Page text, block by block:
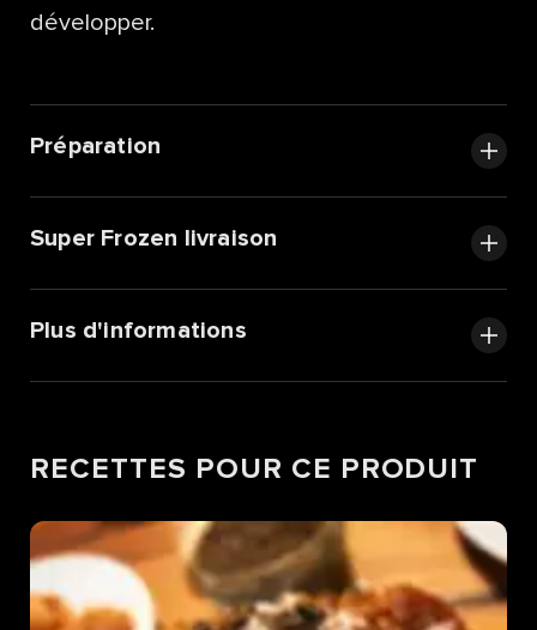
développer.
Préparation
Super Frozen livraison
Plus d'informations
RECETTES POUR CE PRODUIT